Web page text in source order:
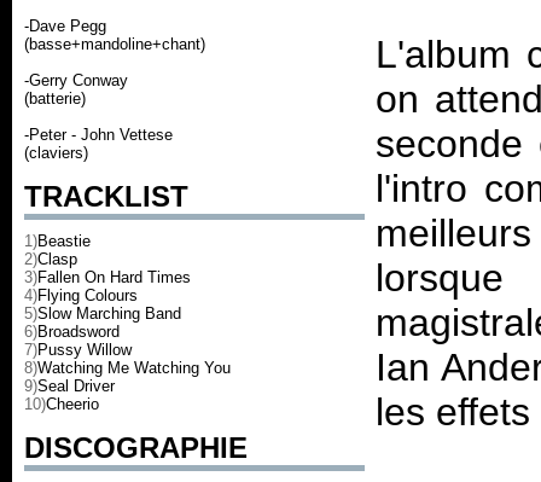
-Dave Pegg
(basse+mandoline+chant)
-Gerry Conway
(batterie)
-Peter - John Vettese
(claviers)
TRACKLIST
1)Beastie
2)Clasp
3)Fallen On Hard Times
4)Flying Colours
5)Slow Marching Band
6)Broadsword
7)Pussy Willow
8)Watching Me Watching You
9)Seal Driver
10)Cheerio
DISCOGRAPHIE
L'album
on
l'intro
Ian